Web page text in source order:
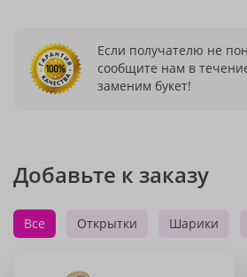
Если получателю не
сообщите нам в
заменим букет!
Добавьте к заказу
Все Открытки Шарики